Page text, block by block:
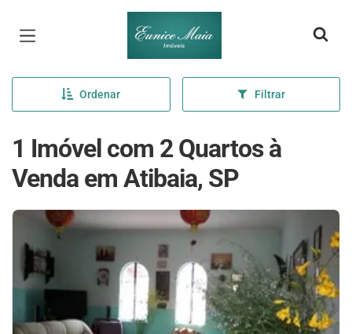
Página inicial
Ordenar Filtrar
1 Imóvel com 2 Quartos à
Venda em Atibaia, SP